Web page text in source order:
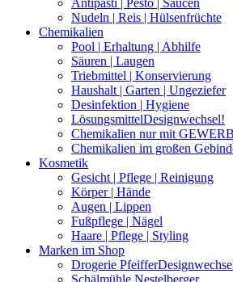
Antipasti | Pesto | Saucen
Nudeln | Reis | Hülsenfrüchte
Chemikalien
Pool | Erhaltung | Abhilfe
Säuren | Laugen
Triebmittel | Konservierung
Haushalt | Garten | Ungeziefer
Desinfektion | Hygiene
LösungsmittelDesignwechsel!
Chemikalien nur mit
Chemikalien im großen
Kosmetik
Gesicht | Pflege | Reinigung
Körper | Hände
Augen | Lippen
Fußpflege | Nägel
Haare | Pflege | Styling
Marken im Shop
Drogerie Pfeiffer
Schälmühle Nestelberger